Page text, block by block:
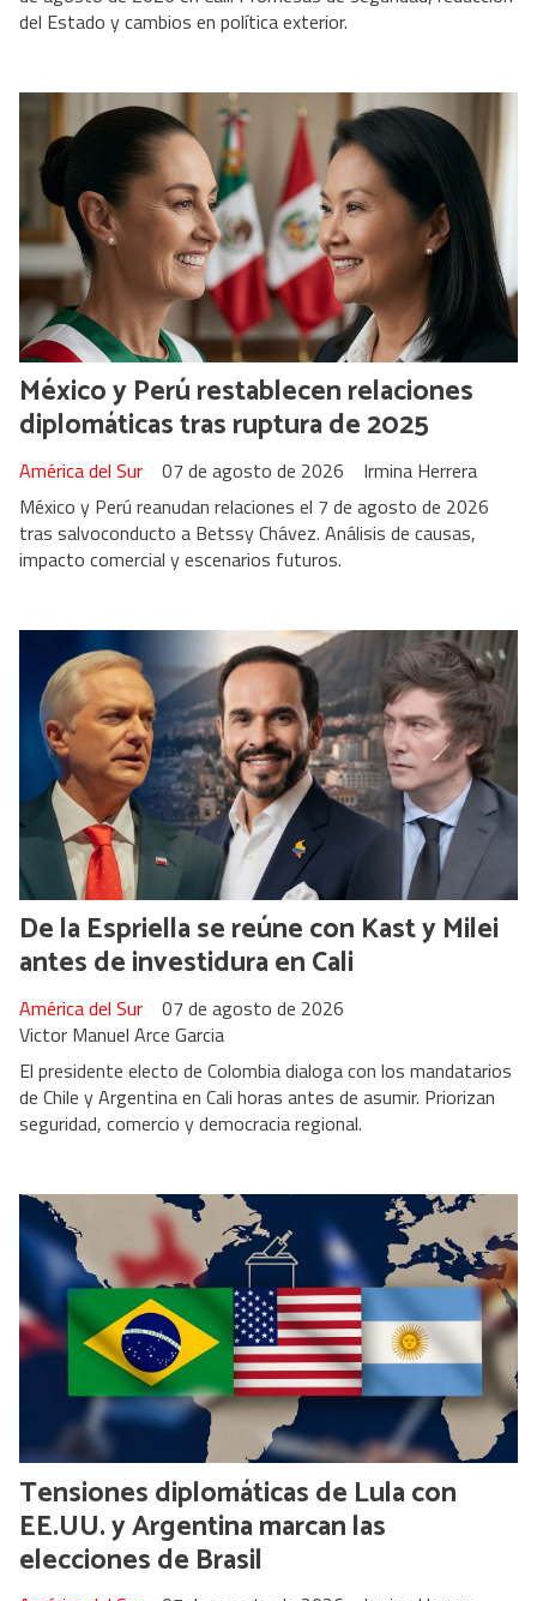
del Estado y cambios en política exterior.
México y Perú restablecen relaciones
diplomáticas tras ruptura de 2025
Irmina Herrera
América del Sur
07 de agosto de 2026
México y Perú reanudan relaciones el 7 de agosto de 2026
tras salvoconducto a Betssy Chávez. Análisis de causas,
impacto comercial y escenarios futuros.
De la Espriella se reúne con Kast y Milei
antes de investidura en Cali
Victor Manuel Arce Garcia
América del Sur 07 de agosto de 2026
El presidente electo de Colombia dialoga con los mandatarios
de Chile y Argentina en Cali horas antes de asumir. Priorizan
seguridad, comercio y democracia regional.
Tensiones diplomáticas de Lula con
EE.UU. y Argentina marcan las
elecciones de Brasil